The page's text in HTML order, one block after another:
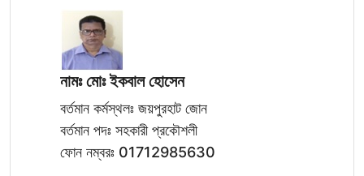
নামঃ মোঃ ইকবাল হোসেন
বর্তমান কর্মস্থলঃ জয়পুরহাট জোন
বর্তমান পদঃ সহকারী প্রকৌশলী
ফোন নম্বরঃ 01712985630